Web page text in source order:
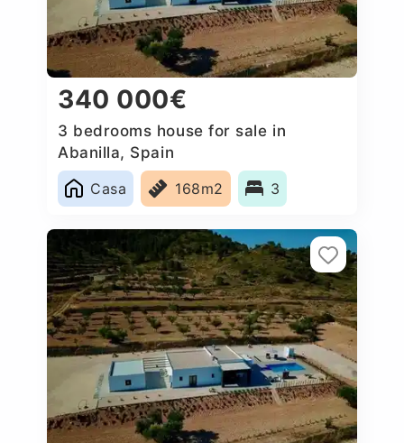
340 000€
3 bedrooms house for sale in
Abanilla, Spain
Casa
168m2 3